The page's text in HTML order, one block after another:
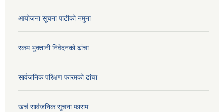
आयोजना सूचना पाटीको नमुना
रकम भुक्तानी निवेदनको ढांचा
सार्वजनिक परिक्षण फारमको ढांचा
खर्च सार्वजनिक सूचना फाराम